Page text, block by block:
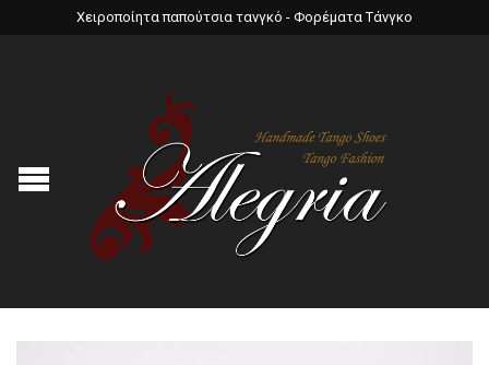
Χειροποίητα παπούτσια τανγκό - Φορέματα Τάνγκο